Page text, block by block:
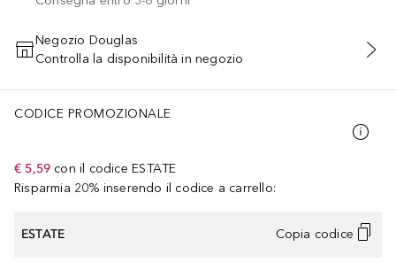
AGGIUNGI AL CARRELLO
Negozio Douglas
Controlla la disponibilità in negozio
CODICE PROMOZIONALE
€ 5,59 con il codice ESTATE
Risparmia 20% inserendo il codice a carrello:
ESTATE Copia codice